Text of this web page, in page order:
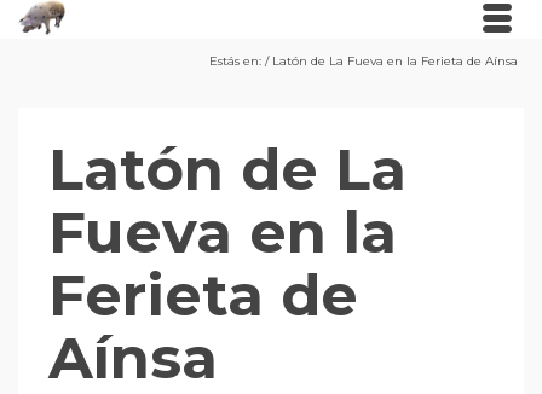
Estás en: / Latón de La Fueva en la Ferieta de Aínsa
Latón de La
Fueva en la
Ferieta de
Aínsa